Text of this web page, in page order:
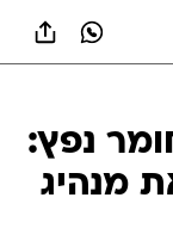
נפץ:
מנהיג